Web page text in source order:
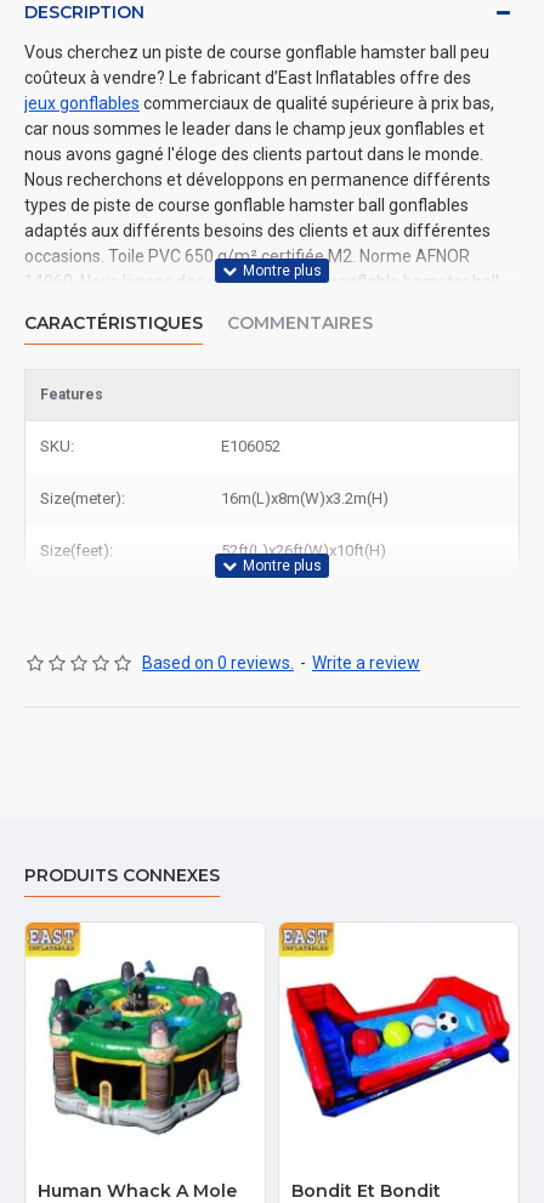
DESCRIPTION
Vous cherchez un piste de course gonflable hamster ball peu
coûteux à vendre? Le fabricant d’East Inflatables offre des
jeux gonflables commerciaux de qualité supérieure à prix bas,
car nous sommes le leader dans le champ jeux gonflables et
nous avons gagné l'éloge des clients partout dans le monde.
Nous recherchons et développons en permanence différents
types de piste de course gonflable hamster ball gonflables
adaptés aux différents besoins des clients et aux différentes
occasions. Toile PVC 650 g/m² certifiée M2. Norme AFNOR
14960​. Nous livrons des piste de course gonflable hamster ball
CARACTÉRISTIQUES COMMENTAIRES
Features
SKU: E106052
Size(meter): 16m(L)x8m(W)x3.2m(H)
Size(feet): 52ft(L)x26ft(W)x10ft(H)
Based on 0 reviews. - Write a review
PRODUITS CONNEXES
Human Whack A Mole Bondit Et Bondit